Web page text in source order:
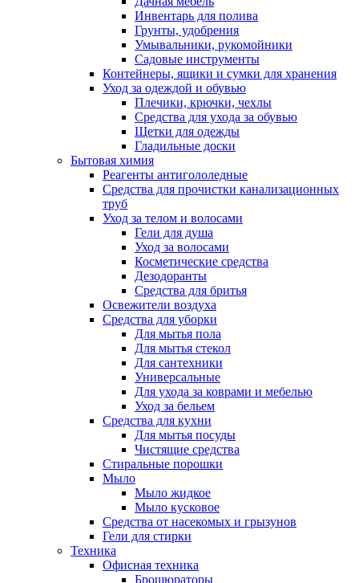
Инвентарь для полива
Грунты, удобрения
Умывальники, рукомойники
Садовые инструменты
Контейнеры, ящики и сумки для хранения
Уход за одеждой и обувью
Плечики, крючки, чехлы
Средства для ухода за обувью
Щетки для одежды
Гладильные доски
Бытовая химия
Реагенты антигололедные
Средства для прочистки канализационных
труб
Уход за телом и волосами
Гели для душа
Уход за волосами
Косметические средства
Дезодоранты
Средства для бритья
Освежители воздуха
Средства для уборки
Для мытья пола
Для мытья стекол
Для сантехники
Универсальные
Для ухода за коврами и мебелью
Уход за бельем
Средства для кухни
Для мытья посуды
Чистящие средства
Стиральные порошки
Мыло
Мыло жидкое
Мыло кусковое
Средства от насекомых и грызунов
Гели для стирки
Техника
Офисная техника
Брошюраторы